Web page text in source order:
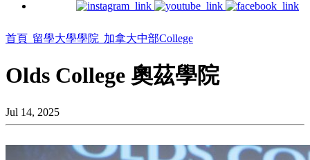
首頁 留學大學學院 加拿大中部College
Olds College 奧茲學院
Jul 14, 2025